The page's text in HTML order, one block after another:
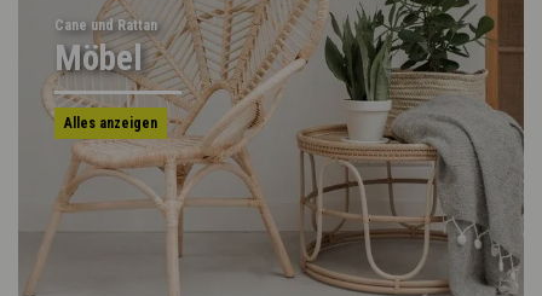
Cane und Rattan
Möbel
Alles anzeigen